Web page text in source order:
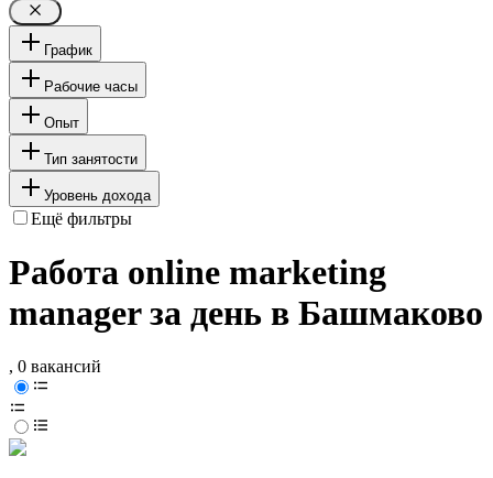
График
Рабочие часы
Опыт
Тип занятости
Уровень дохода
Ещё фильтры
Работа online marketing
manager за день в Башмаково
, 0 вакансий